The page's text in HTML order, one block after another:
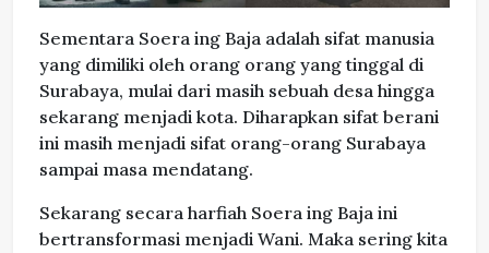
Sementara Soera ing Baja adalah sifat manusia
yang dimiliki oleh orang orang yang tinggal di
Surabaya, mulai dari masih sebuah desa hingga
sekarang menjadi kota. Diharapkan sifat berani
ini masih menjadi sifat orang-orang Surabaya
sampai masa mendatang.
Sekarang secara harfiah Soera ing Baja ini
bertransformasi menjadi Wani. Maka sering kita